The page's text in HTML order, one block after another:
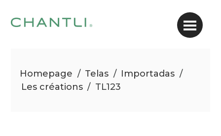
Homepage / Telas / Importadas /
Les créations / TL123